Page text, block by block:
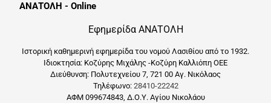
ΑΝΑΤΟΛΗ - Online
Εφημερίδα ΑΝΑΤΟΛΗ
Ιστορική καθημερινή εφημερίδα του νομού Λασιθίου από το 1932.
Ιδιοκτησία: Κοζύρης Μιχάλης -Κοζύρη Καλλιόπη ΟΕΕ
Διεύθυνση: Πολυτεχνείου 7, 721 00 Αγ. Νικόλαος
Τηλέφωνο: 28410-22242
ΑΦΜ 099674843, Δ.Ο.Υ. Αγίου Νικολάου